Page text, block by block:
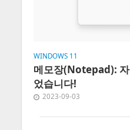
WINDOWS 11
메모장(Notepad): 자
었습니다!
2023-09-03